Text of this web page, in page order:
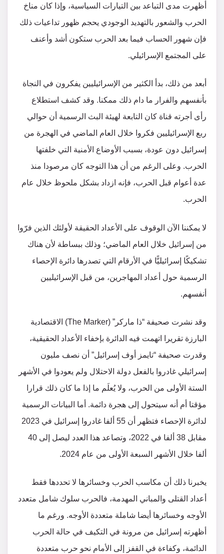
أظهرت مدى التباعد بين التيارات السياسية، وإذا كان مناخ
الحرب والشعور بالتهديد الوجودي يحجم ظهور تداعيات ذلك
فإن شهور الحساب فيما بعد الحرب ستكون أشد وأعنف
على المجتمع الإسرائيلي.
أبعد من ذلك، بدأ الكثير من الإسرائيليين يفكرون في النجاة
بأنفسهم والفرار ما دام ذلك ممكنا. وقد كشف استطلاع
رأى أجرته قناة كان التابعة لهيئة البث الرسمية أن حوالي
ربع الإسرائيليين فكروا خلال العام الماضي في الهجرة من
إسرائيل دون عودة، بسبب الأوضاع الأمنية التي خلفتها
الحرب. وعلى الرغم من أن هذا التوجه كان مرصودا منذ
عدة أعوام قبل الحرب، فإنه ازداد بشكل ملحوظ خلال عام
الحرب.
لا يمكننا الآن الوقوف على الأعداد الحقيقة لأولئك الذين فرّوا
من إسرائيل خلال العام الماضي؛ وذلك ببساطة لأن هناك
تشكيكًا إسرائيليًّا في الأرقام التي تصدرها دائرة الإحصاء
الرسمية حول أعداد المهاجرين، من قبل الإسرائيليين
أنفسهم.
وقد نشرت صحيفة “ذا ماركر” (The Marker) الاقتصادية
البارزة تقريرا اتهمت فيه الدائرة بإخفاء الأعداد الحقيقية،
وقدرت صحيفة “تايمز أوف إسرائيل” أن نصف مليون
إسرائيلي غادروا بالفعل دولة الاحتلال ولم يعودوا في الأشهر
الستة الأولى من الحرب، ولا يُعلَم ما إذا ما كان ذلك قرارا
مؤقتا أم أنه سيتحول إلى هجرة دائمة. أما البيانات الرسمية
لدائرة الإحصاء فتظهر أن 55 ألفا غادروا إسرائيل في 2023
مقابل 38 ألفا في 2022، وتصاعد هذا العدد ليصل إلى 40
ألفا خلال الأشهر السبعة الأولى من عام 2024.
يخبرنا ذلك أن مكاسب الحرب وخسائرها لا تحددها فقط
أعداد القتلى والمباني المهدمة، فالحرب سلوك شامل متعدد
الأوجه وخسائرها أيضا شاملة متعددة الأوجه. ورغم ما
أظهرته إسرائيل من مرونة في التكيف في حالة الحرب
الدائمة، وكفاءة في القفز إلى الأمام نحو حرب متعددة